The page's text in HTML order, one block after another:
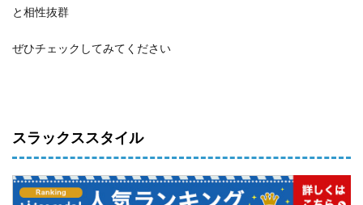
と相性抜群
ぜひチェックしてみてください
スラックススタイル